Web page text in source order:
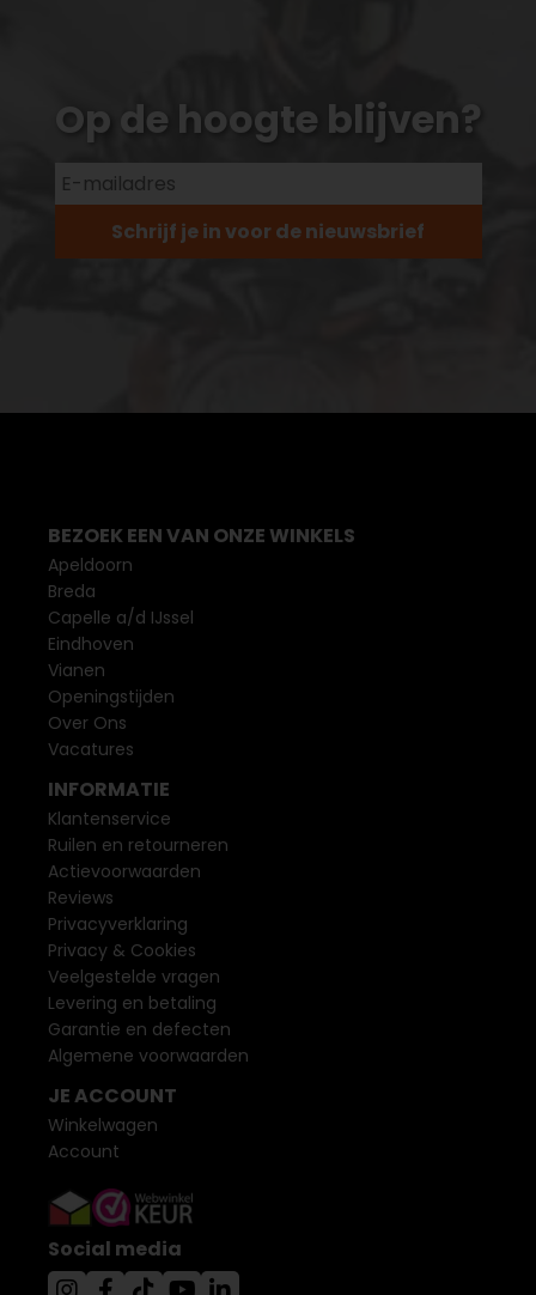
Op de hoogte blijven?
Schrijf je in voor de nieuwsbrief
BEZOEK EEN VAN ONZE WINKELS
Apeldoorn
Breda
Capelle a/d IJssel
Eindhoven
Vianen
Openingstijden
Over Ons
Vacatures
INFORMATIE
Klantenservice
Ruilen en retourneren
Actievoorwaarden
Reviews
Privacyverklaring
Privacy & Cookies
Veelgestelde vragen
Levering en betaling
Garantie en defecten
Algemene voorwaarden
JE ACCOUNT
Winkelwagen
Account
Social media